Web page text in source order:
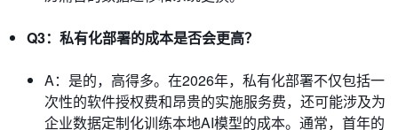
Q3：私有化部署的成本是否会更高？
A：是的，高得多。在2026年，私有化部署不仅包括一
次性的软件授权费和昂贵的实施服务费，还可能涉及为
企业数据定制化训练本地AI模型的成本。通常，首年的